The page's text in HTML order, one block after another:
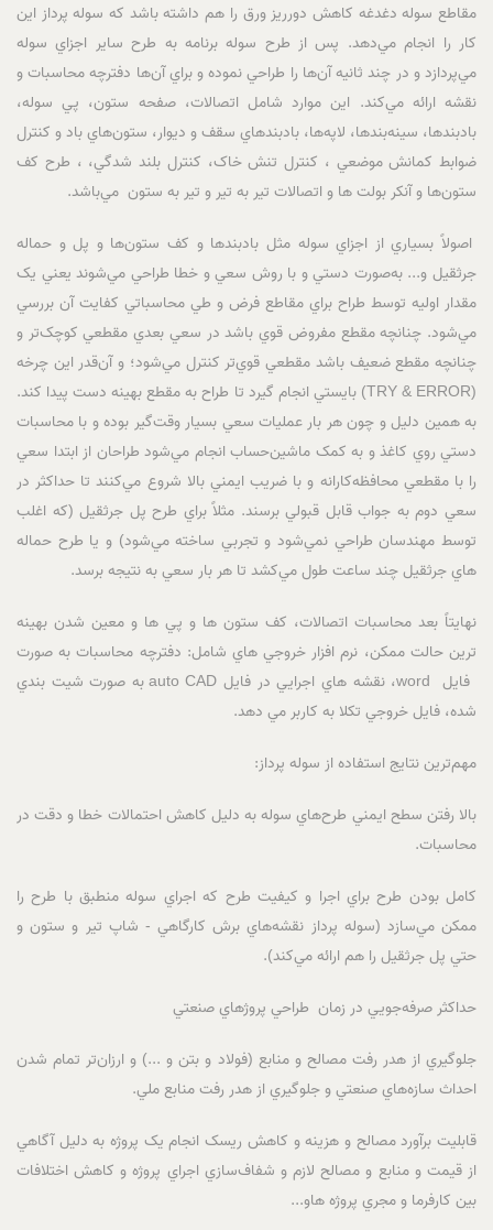
مقاطع سوله دغدغه کاهش دورريز ورق را هم داشته باشد که سوله پرداز اين
کار را انجام مي‌دهد. پس از طرح سوله برنامه به طرح ساير اجزاي سوله
مي‌پردازد و در چند ثانيه آن‌ها را طراحي نموده و براي آن‌ها دفترچه محاسبات و
نقشه ارائه مي‌کند. اين موارد شامل اتصالات، صفحه ‌ستون، پي سوله،
بادبندها، سينه‌بندها، لاپه‌ها، بادبندهاي سقف و ديوار، ستون‌هاي باد و کنترل
ضوابط کمانش موضعي ، کنترل تنش خاک، کنترل بلند شدگي، ، طرح کف
ستون‌ها و آنکر بولت ها و اتصالات تير به تير و تير به ستون مي‌باشد.
اصولاً بسياري از اجزاي سوله مثل بادبندها و کف ستون‌ها و پل و حماله
جرثقيل و... به‌صورت دستي و با روش سعي و خطا طراحي مي‌شوند يعني يک
مقدار اوليه توسط طراح براي مقاطع فرض و طي محاسباتي کفايت آن بررسي
مي‌شود. چنانچه مقطع مفروض قوي باشد در سعي بعدي مقطعي کوچک‌تر و
چنانچه مقطع ضعيف باشد مقطعي قوي‌تر کنترل مي‌شود؛ و آن‌قدر اين چرخه
(TRY & ERROR) بايستي انجام گيرد تا طراح به مقطع بهينه دست پيدا کند.
به همين دليل و چون هر بار عمليات سعي بسيار وقت‌گير بوده و با محاسبات
دستي روي کاغذ و به کمک ماشين‌حساب انجام مي‌شود طراحان از ابتدا سعي
را با مقطعي محافظه‌کارانه و با ضريب ايمني بالا شروع مي‌کنند تا حداکثر در
سعي دوم به جواب قابل قبولي برسند. مثلاً براي طرح پل جرثقيل (که اغلب
توسط مهندسان طراحي نمي‌شود و تجربي ساخته مي‌شود) و يا طرح حماله
هاي جرثقيل چند ساعت طول مي‌کشد تا هر بار سعي به نتيجه برسد.
نهايتاً بعد محاسبات اتصالات، کف ستون ها و پي ها و معين شدن بهينه
ترين حالت ممکن، نرم افزار خروجي هاي شامل: دفترچه محاسبات به صورت
فايل word، نقشه هاي اجرايي در فايل auto CAD به صورت شيت بندي
شده، فايل خروجي تکلا به کاربر مي دهد.
مهم‌ترين نتايج استفاده از سوله پرداز:
بالا رفتن سطح ايمني طرح‌هاي سوله به دليل کاهش احتمالات خطا و دقت در
محاسبات.
کامل بودن طرح براي اجرا و کيفيت طرح که اجراي سوله منطبق با طرح را
ممکن مي‌سازد (سوله پرداز نقشه‌هاي برش کارگاهي - شاپ تير و ستون و
حتي پل جرثقيل را هم ارائه مي‌کند).
حداکثر صرفه‌جويي در زمان طراحي پروژهاي صنعتي
جلوگيري از هدر رفت مصالح و منابع (فولاد و بتن و ...) و ارزان‌تر تمام شدن
احداث سازه‌هاي صنعتي و جلوگيري از هدر رفت منابع ملي.
قابليت برآورد مصالح و هزينه و کاهش ريسک انجام يک پروژه به دليل آگاهي
از قيمت و منابع و مصالح لازم و شفاف‌سازي اجراي پروژه و کاهش اختلافات
بين کارفرما و مجري پروژه هاو...